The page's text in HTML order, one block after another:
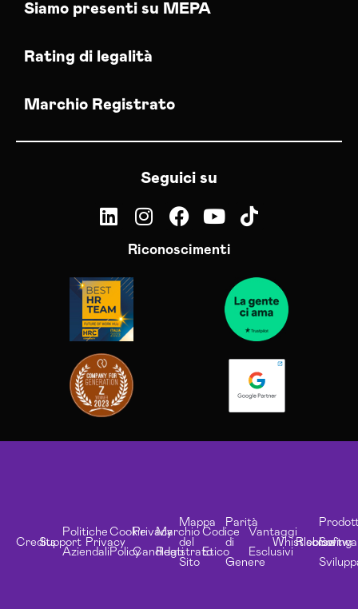
Siamo presenti su MEPA
Rating di legalità
Marchio Registrato
Seguici su
Riconoscimenti
CreditsSupport
Politiche
Aziendali
Privacy
Cookie
Policy
Privacy
Candidati
Marchio
Registrato
Mappa
del
Sito
Codice
Etico
Parità
di
Genere
Vantaggi
Esclusivi
Whistleblowing
Risorse